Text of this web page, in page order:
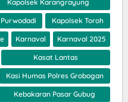
Kapolsek Karangrayung
Kapolsek Toroh
Karnaval Karnaval 2025
Kasat Lantas
Kasi Humas Polres Grobogan
Kebakaran Pasar Gubug